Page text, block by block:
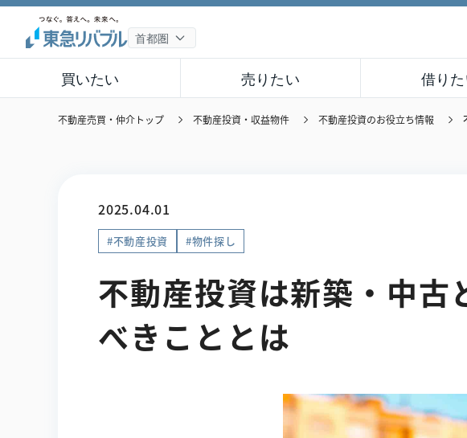
買いたい 売りたい 借り
不動産売買・仲介トップ 不動産投資・収益物件 不動産投資のお役立ち情報
2025.04.01
#不動産投資 #物件探し
不動産投資は新築・中古
べきこととは